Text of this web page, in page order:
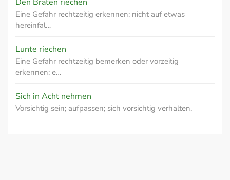
Eine Gefahr rechtzeitig erkennen; nicht auf etwas
hereinfal…
Lunte riechen
Eine Gefahr rechtzeitig bemerken oder vorzeitig
erkennen; e…
Sich in Acht nehmen
Vorsichtig sein; aufpassen; sich vorsichtig verhalten.